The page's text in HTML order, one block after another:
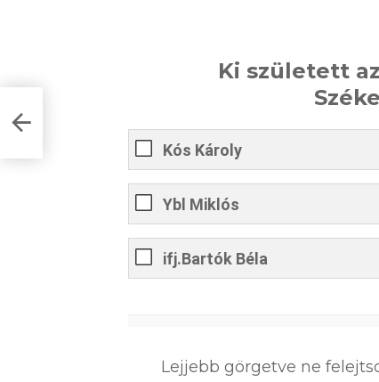
Ki született
Kós Károly
Ybl Miklós
ifj.Bartók Béla
Lejjebb görgetve ne